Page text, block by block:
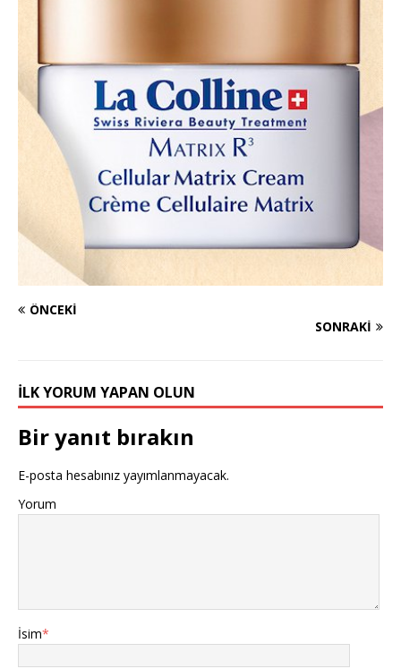
ÖNCEKI
SONRAKI
İLK YORUM YAPAN OLUN
Bir yanıt bırakın
E-posta hesabınız yayımlanmayacak.
Yorum
İsim*